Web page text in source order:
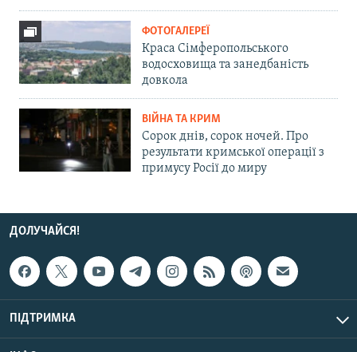
ФОТОГАЛЕРЕЇ
Краса Сімферопольського
водосховища та занедбаність
довкола
ВІЙНА ТА КРИМ
Сорок днів, сорок ночей. Про
результати кримської операції з
примусу Росії до миру
ДОЛУЧАЙСЯ!
ПІДТРИМКА